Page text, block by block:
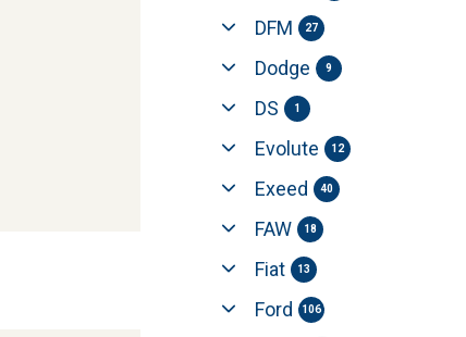
DFM 27
Dodge 9
DS 1
Evolute 12
Exeed 40
FAW 18
Fiat 13
Ford 106